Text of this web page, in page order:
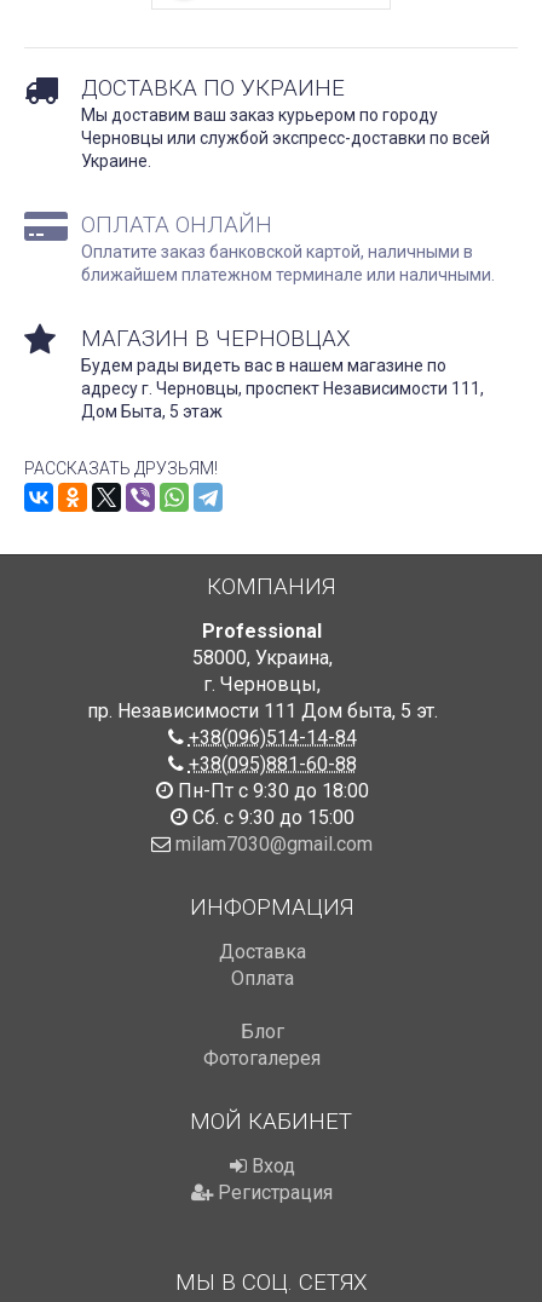
ДОСТАВКА ПО УКРАИНЕ
Мы доставим ваш заказ курьером по городу
Черновцы или службой экспресс-доставки по всей
Украине.
ОПЛАТА ОНЛАЙН
Оплатите заказ банковской картой, наличными в
ближайшем платежном терминале или наличными.
МАГАЗИН В ЧЕРНОВЦАХ
Будем рады видеть вас в нашем магазине по
адресу г. Черновцы, проспект Независимости 111,
Дом Быта, 5 этаж
РАССКАЗАТЬ ДРУЗЬЯМ!
КОМПАНИЯ
Professional
58000, Украина,
г. Черновцы,
пр. Независимости 111 Дом быта, 5 эт.
+38(096)514-14-84
+38(095)881-60-88
Пн-Пт с 9:30 до 18:00
Сб. с 9:30 до 15:00
milam7030@gmail.com
ИНФОРМАЦИЯ
Доставка
Оплата
Блог
Фотогалерея
МОЙ КАБИНЕТ
Вход
Регистрация
МЫ В СОЦ. СЕТЯХ